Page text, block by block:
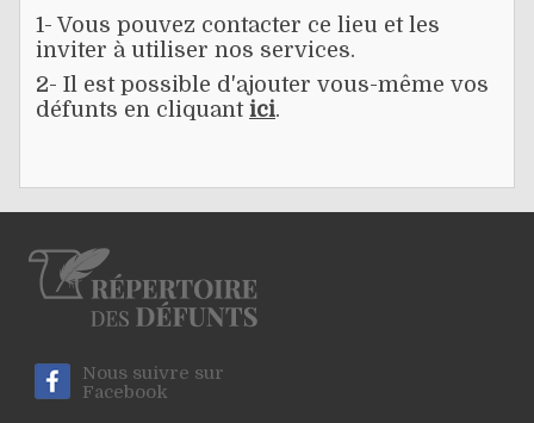
1- Vous pouvez contacter ce lieu et les
inviter à utiliser nos services.
2- Il est possible d'ajouter vous-même vos
défunts en cliquant ici.
Nous suivre sur
Facebook